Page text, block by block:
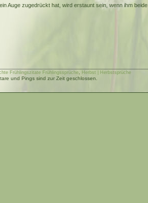
Auge zugedrückt hat, wird erstaunt sein, wenn ihm beide
Frühlingszitate Frühlingssprüche
Herbst | Herbstsprüche
und Pings sind zur Zeit geschlossen.